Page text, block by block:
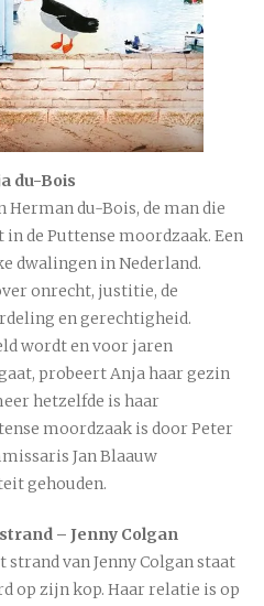
du-Bois
Herman du-Bois, de man die
de Puttense moordzaak. Een
dwalingen in Nederland.
onrecht, justitie, de
en gerechtigheid.
wordt en voor jaren
probeert Anja haar gezin
hetzelfde is haar
moordzaak is door Peter
Jan Blaauw
gehouden.
– Jenny Colgan
van Jenny Colgan staat
op zijn kop. Haar relatie is op